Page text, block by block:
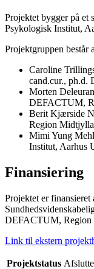
Projektet bygger på
Psykologisk Institut,
Projektgruppen består
Caroline
cand.cur.,
Morten
DEFACTUM,
Berit Kjærside
Region
Mimi Yung
Institut, Aarhus
Finansiering
Projektet er
DEFACTUM, Region
Link til ekstern
Projektstatus